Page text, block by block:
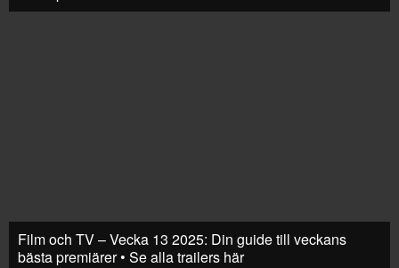
Film och TV – Vecka 13 2025: Din guide till veckans
bästa premiärer • Se alla trailers här